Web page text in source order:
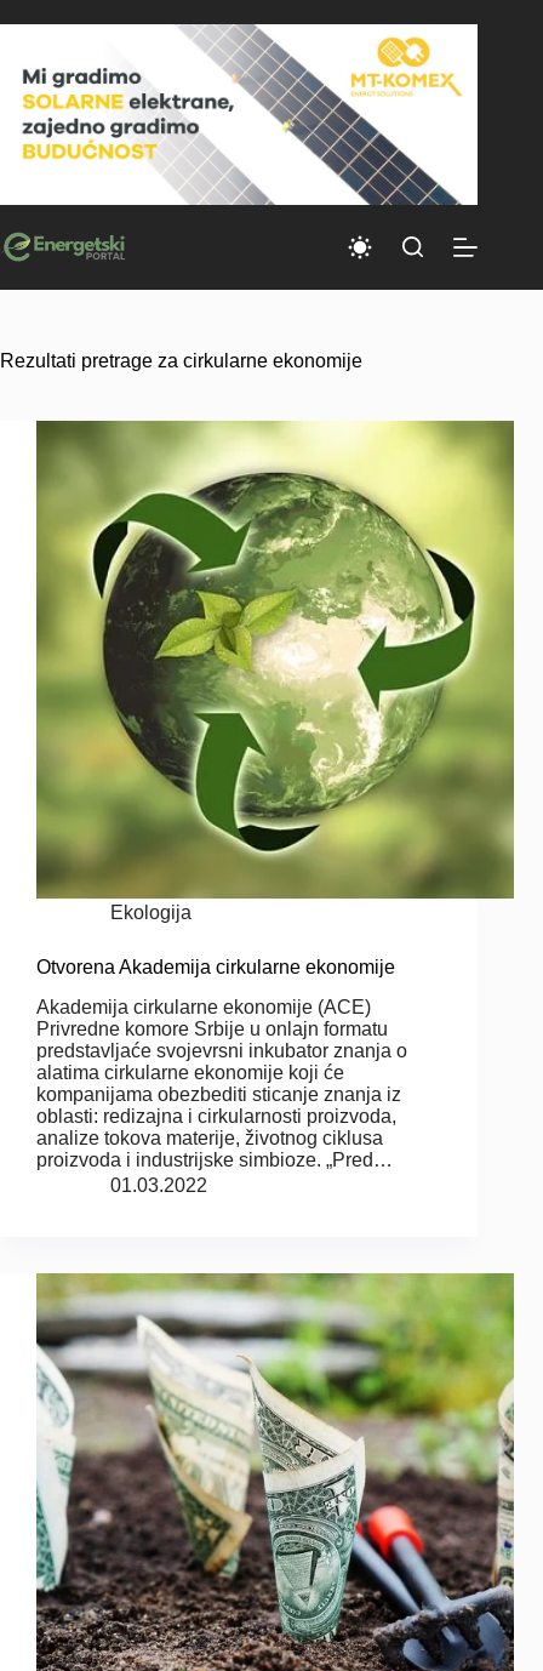
to
Rezultati pretrage za cirkularne ekonomije
Ekologija
Otvorena Akademija cirkularne ekonomije
Akademija cirkularne ekonomije (ACE)
Privredne komore Srbije u onlajn formatu
predstavljaće svojevrsni inkubator znanja o
alatima cirkularne ekonomije koji će
kompanijama obezbediti sticanje znanja iz
oblasti: redizajna i cirkularnosti proizvoda,
analize tokova materije, životnog ciklusa
proizvoda i industrijske simbioze. „Pred…
01.03.2022